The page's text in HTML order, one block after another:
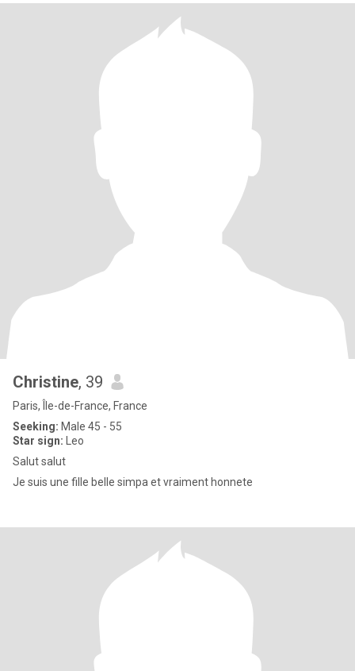
Christine, 39
Paris, Île-de-France, France
Seeking: Male 45 - 55
Star sign: Leo
Salut salut
Je suis une fille belle simpa et vraiment honnete